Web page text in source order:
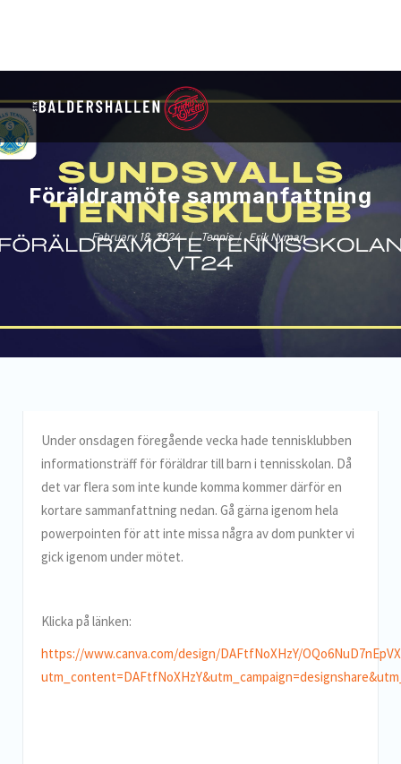
Föräldramöte sammanfattning
February 18, 2024 / Tennis / Erik Nyman
Under onsdagen föregående vecka hade tennisklubben
informationsträff för föräldrar till barn i tennisskolan. Då
det var flera som inte kunde komma kommer därför en
kortare sammanfattning nedan. Gå gärna igenom hela
powerpointen för att inte missa några av dom punkter vi
gick igenom under mötet.
Klicka på länken:
https://www.canva.com/design/DAFtfNoXHzY/